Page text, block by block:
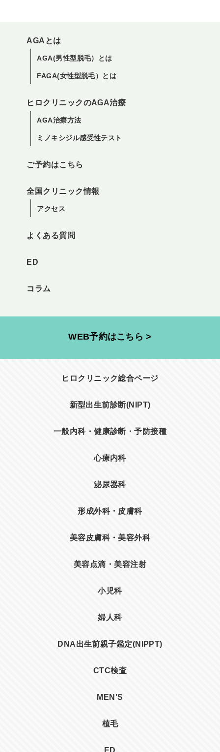
AGAとは
AGA(男性型脱毛）とは
FAGA(女性型脱毛）とは
ヒロクリニックのAGA治療
AGA治療方法
ミノキシジル感受性テスト
ご予約はこちら
全国クリニック情報
アクセス
よくある質問
ED
コラム
WEB予約はこちら >
ヒロクリニック総合ページ
新型出生前診断(NIPT)
一般内科・健康診断・予防接種
心療内科
泌尿器科
形成外科・皮膚科
美容皮膚科・美容外科
美容点滴・美容注射
小児科
婦人科
DNA出生前親子鑑定(NIPPT)
CTC検査
MEN’S
植毛